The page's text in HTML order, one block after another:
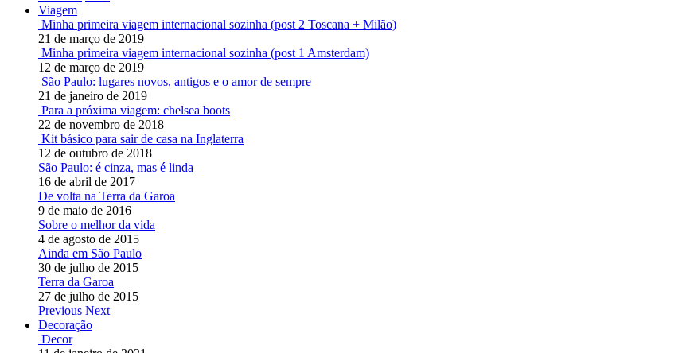
Viagem
Minha primeira viagem internacional sozinha (post 2 Toscana + Milão)
21 de março de 2019
Minha primeira viagem internacional sozinha (post 1 Amsterdam)
12 de março de 2019
São Paulo: lugares novos, antigos e o amor de sempre
21 de janeiro de 2019
Para a próxima viagem: chelsea boots
22 de novembro de 2018
Kit básico para sair de casa na Inglaterra
12 de outubro de 2018
São Paulo: é cinza, mas é linda
16 de abril de 2017
De volta na Terra da Garoa
9 de maio de 2016
Sobre o melhor da vida
4 de agosto de 2015
Ainda em São Paulo
30 de julho de 2015
Terra da Garoa
27 de julho de 2015
Previous Next
Decoração
Decor